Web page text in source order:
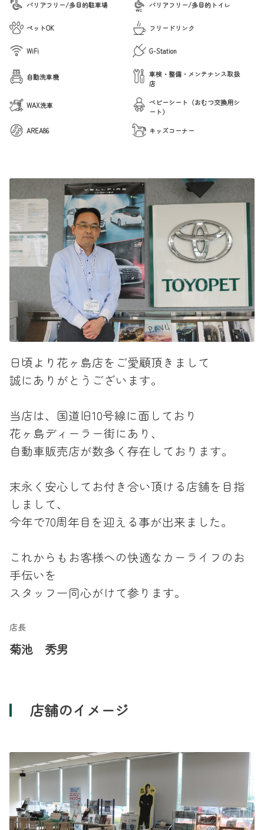
バリアフリー/多目的駐車場 バリアフリー/多目的トイレ
ペットOK フリードリンク
WiFi G-Station
自動洗車機
車検・整備・メンテナンス取扱
店
WAX洗車
ベビーシート（おむつ交換用シ
ート）
AREA86
キッズコーナー
日頃より花ヶ島店をご愛顧頂きまして
誠にありがとうございます。
当店は、国道旧10号線に面しており
花ヶ島ディーラー街にあり、
自動車販売店が数多く存在しております。
末永く安心してお付き合い頂ける店舗を目指
しまして、
今年で70周年目を迎える事が出来ました。
これからもお客様への快適なカーライフのお
手伝いを
スタッフ一同心がけて参ります。
店長
菊池 秀男
店舗のイメージ